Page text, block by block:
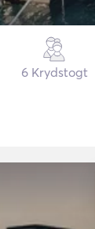
6 Krydstogt